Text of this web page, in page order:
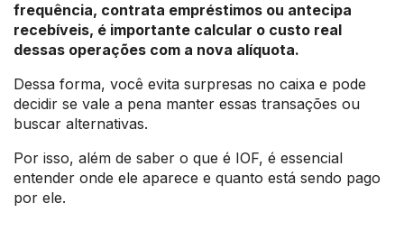
frequência, contrata empréstimos ou antecipa
recebíveis, é importante calcular o custo real
dessas operações com a nova alíquota.
Dessa forma, você evita surpresas no caixa e pode
decidir se vale a pena manter essas transações ou
buscar alternativas.
Por isso, além de saber o que é IOF, é essencial
entender onde ele aparece e quanto está sendo pago
por ele.